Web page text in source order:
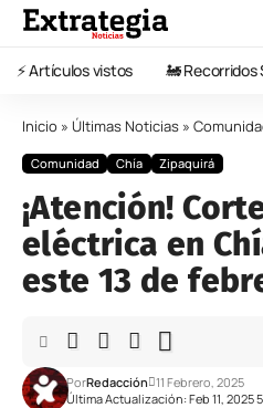
⚡️ Artículos vistos 🚂 Recorridos
Inicio » Últimas Noticias »
Comunidad Chía Zipaquirá
¡Atención!
eléctrica en
este 13 de
Última Actualización: Feb 11, 2025
PorRedacción 11 Febrero, 2025